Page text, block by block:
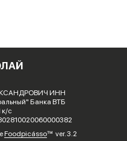
ИНН
Банка ВТБ
к/с
Foodpicássover. 3.2